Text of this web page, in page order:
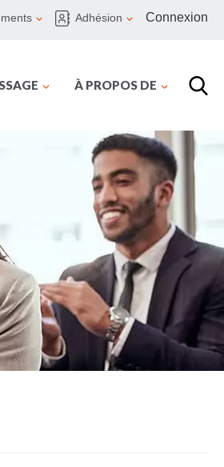
Adhésion Connexion
À PROPOS DE